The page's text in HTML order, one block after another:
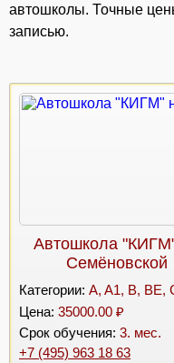
автошколы. Точные
записью.
Автошкола
Семёновской
Категории: A, A1, B, BE,
Цена: 35000.00 ₽
Срок обучения: 3. мес.
+7 (495) 963 18 63